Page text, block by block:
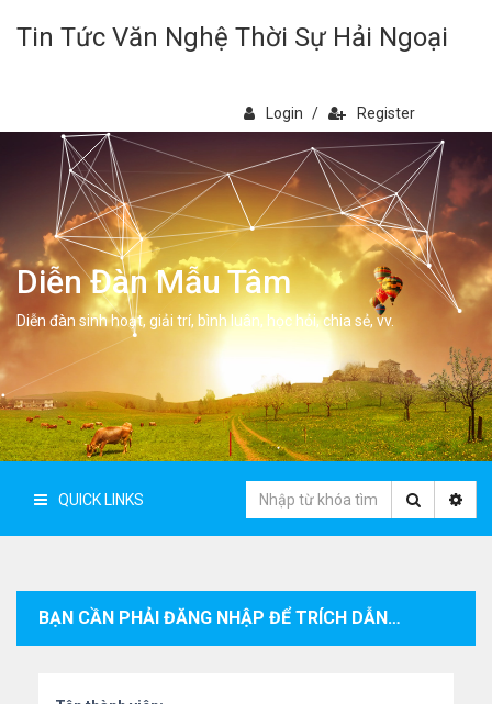
Tin Tức Văn Nghệ Thời Sự Hải Ngoại
Login / Register
Diễn Đàn Mẫu Tâm
Diễn đàn sinh hoạt, giải trí, bình luân, học hỏi, chia sẻ, vv.
QUICK LINKS
BẠN CẦN PHẢI ĐĂNG NHẬP ĐỂ TRÍCH DẪN CÁC BÀI VIẾT TRONG CHUYÊN MỤC NÀY.